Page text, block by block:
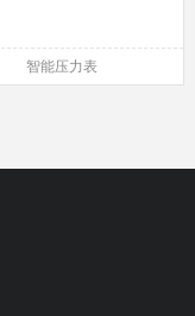
智能压力表